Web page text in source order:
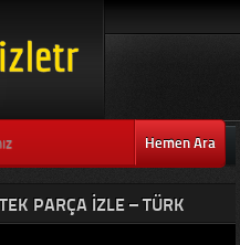
Hemen Ara
PARÇA IZLE – TÜRK